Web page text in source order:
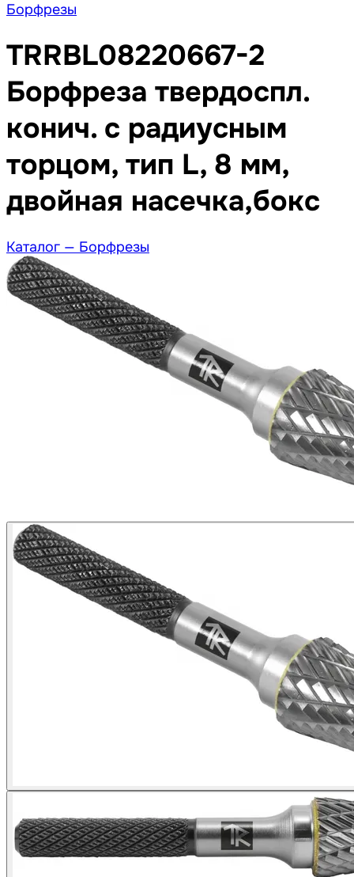
Борфрезы
TRRBL08220667-2
Борфреза твердоспл.
конич. с радиусным
торцом, тип L, 8 мм,
двойная насечка,бокс
Каталог — Борфрезы